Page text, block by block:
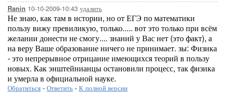
Ranin 10-10-2009-10:43 удалить
Не знаю, как там в истории, но от ЕГЭ по математики
пользу вижу превиликую, только..... вот это только при всём
желании донести не смогу.... знаний у Вас нет (это факт), а
на веру Ваше образование ничего не принимает. зы: Физика
- это непрерывное отрицание имеющихся теорий в пользу
новых. Как энштейнианцы остановили процесс, так физика
и умерла в официальной науке.
Обратиться - Ответить - К полной версии